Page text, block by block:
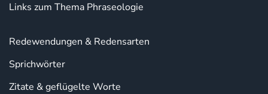
Links zum Thema Phraseologie
Redewendungen & Redensarten
Sprichwörter
Zitate & geflügelte Worte